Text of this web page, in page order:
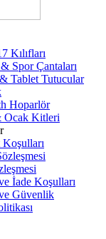
Kılıfları
Spor Çantaları
Tablet Tutucular
Hoparlör
Ocak Kitleri
İade Koşulları
Güvenlik